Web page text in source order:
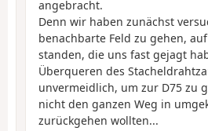
angebracht.
Denn wir haben zunächst
benachbarte Feld zu gehen,
standen, die uns fast gejagt
Überqueren des
unvermeidlich, um zur D75 zu
nicht den ganzen Weg in
zurückgehen wollten...